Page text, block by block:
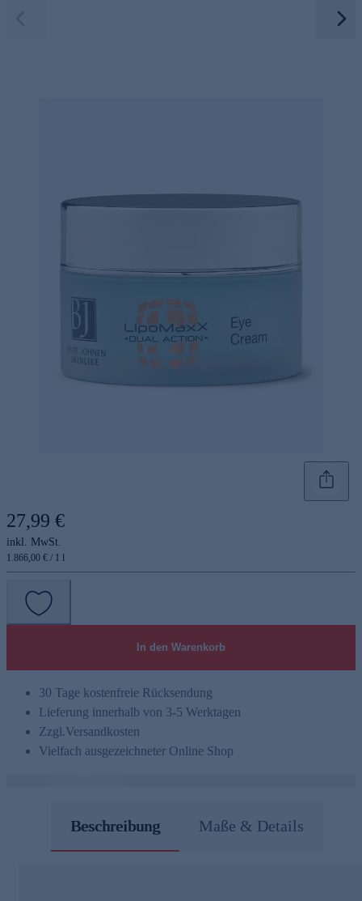
27,99 €
inkl. MwSt.
1.866,00 € / 1 l
In den Warenkorb
30 Tage kostenfreie Rücksendung
Lieferung innerhalb von 3-5 Werktagen
Zzgl.Versandkosten
Vielfach ausgezeichneter Online Shop
Beschreibung Maße & Details